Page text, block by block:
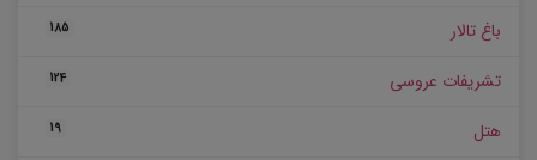
باغ تالار 185
تشریفات عروسی 124
هتل 19